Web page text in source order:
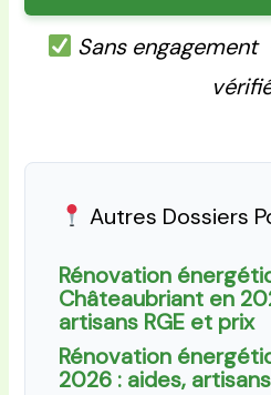
Sans engagement
Autres Dossiers
Rénovation
Châteaubriant en
artisans RGE et prix
Rénovation
2026 : aides,